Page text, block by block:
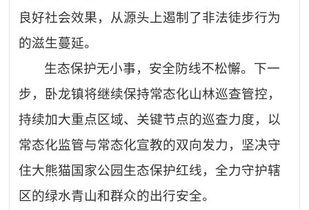
良好社会效果，从源头上遏制了非法徒步行为
的滋生蔓延。
生态保护无小事，安全防线不松懈。下一
步，卧龙镇将继续保持常态化山林巡查管控，
持续加大重点区域、关键节点的巡查力度，以
常态化监管与常态化宣教的双向发力，坚决守
住大熊猫国家公园生态保护红线，全力守护辖
区的绿水青山和群众的出行安全。